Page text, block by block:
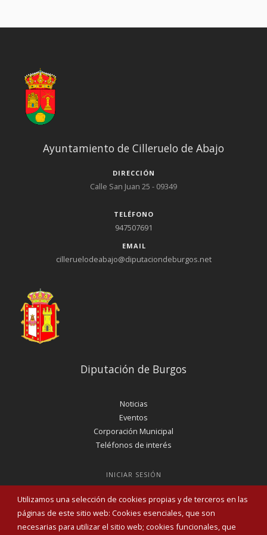
de 2022 a las 16:00 h. El pliego de cláusulas administrativas se
Utilizamos una selección de cookies propias y de terceros en las
páginas de este sitio web: Cookies esenciales, que son
necesarias para utilizar el sitio web; cookies funcionales, que
Ayuntamiento de Cilleruelo de Abajo
DIRECCIÓN
Calle San Juan 25 - 09349
TELÉFONO
947507691
EMAIL
cilleruelodeabajo@diputaciondeburgos.net
Diputación de Burgos
Noticias
Eventos
Corporación Municipal
Teléfonos de interés
INICIAR SESIÓN
MAPA WEB